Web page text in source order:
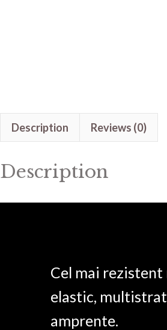
Description Reviews (0)
Description
Cel mai
elastic,
amprente.